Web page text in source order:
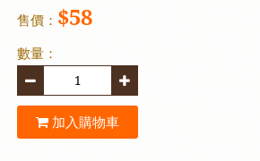
售價： $58
數量：
加入購物車